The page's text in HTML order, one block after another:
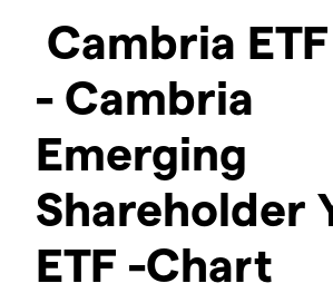
Cambria
- Cambria
Emerging
Shareholder
ETF -Chart